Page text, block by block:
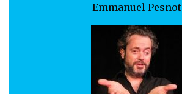
Emmanuel Pesnot